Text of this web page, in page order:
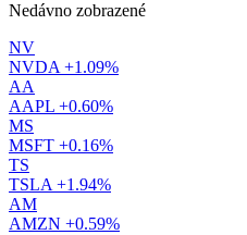
Nedávno zobrazené
NV
NVDA +1.09%
AA
AAPL +0.60%
MS
MSFT +0.16%
TS
TSLA +1.94%
AM
AMZN +0.59%